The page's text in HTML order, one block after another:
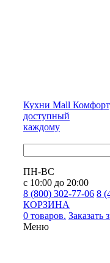
Кухни Mall
доступный
каждому
ПН-ВС
с 10:00 до 20:00
8 (800) 302-77-06 8
КОРЗИНА
0 товаров. Заказать
Меню